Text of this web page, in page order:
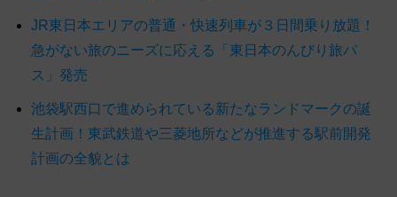
JR東日本エリアの普通・快速列車が３日間乗り放題！
急がない旅のニーズに応える「東日本のんびり旅パ
ス」発売
池袋駅西口で進められている新たなランドマークの誕
生計画！東武鉄道や三菱地所などが推進する駅前開発
計画の全貌とは